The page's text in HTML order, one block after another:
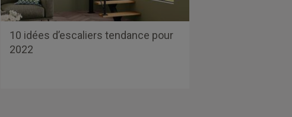
10 idées d’escaliers tendance pour
2022